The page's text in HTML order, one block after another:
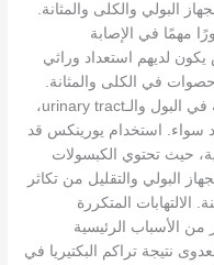
البولي والكلى والمثانة.
مهمًا في الإصابة
لديهم استعداد وراثي
حصوات في الكلى والمثانة.
هذه الأمراض قد تؤدي إلى مشاكل مزمنة في البول والـurinary tract،
سواء. استخدام يورينكس قد
حيث تحتوي الكبسولات
البولي والتقليل من تكاثر
الالتهابات المتكررة
من الأسباب الرئيسية
نتيجة تراكم البكتيريا في